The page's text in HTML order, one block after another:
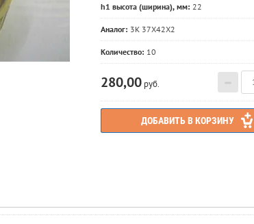
h1 высота (ширина), мм: 22
Аналог: 3К 37X42X2
Количество: 10
280,00 руб.
ДОБАВИТЬ В КОРЗИНУ